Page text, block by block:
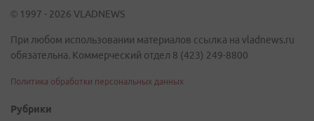
© 1997 - 2026 VLADNEWS
При любом использовании материалов ссылка на vladnews.ru
обязательна. Коммерческий отдел 8 (423) 249-8800
Политика обработки персональных данных
Рубрики